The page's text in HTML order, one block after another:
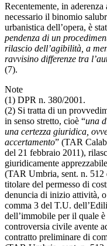
Recentemente, in
necessario il binomio
urbanistica dell’opera, è
pendenza di un
rilascio dell’agibilità, a
ravvisino differenze tra
(7).
Note
(1) DPR n. 380/2001.
(2) Si tratta di un
in senso stretto, cioè “una
una certezza giuridica,
accertamento” (TAR
del 21 febbraio 2011),
giuridicamente
(TAR Umbria, sent. n. 512
titolare del permesso di
denuncia di inizio attività,
comma 3 del T.U.
dell’immobile per il quale
controversia civile avente
contratto preliminare di